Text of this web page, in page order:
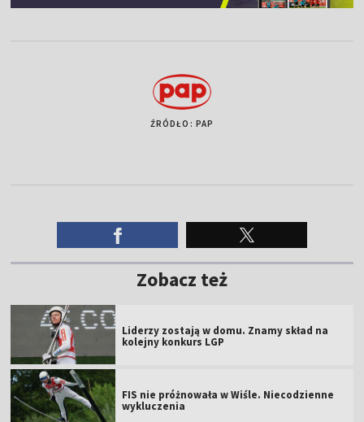
ŹRÓDŁO: PAP
Zobacz też
Liderzy zostają w domu. Znamy skład na
kolejny konkurs LGP
FIS nie próżnowała w Wiśle. Niecodzienne
wykluczenia